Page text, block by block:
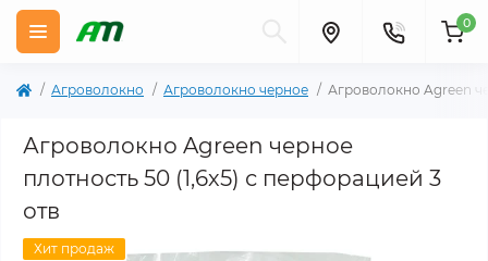
0
Агроволокно Агроволокно черное Агроволокно Agreen
Агроволокно Agreen черное
плотность 50 (1,6х5) с перфорацией 3
отв
Хит продаж